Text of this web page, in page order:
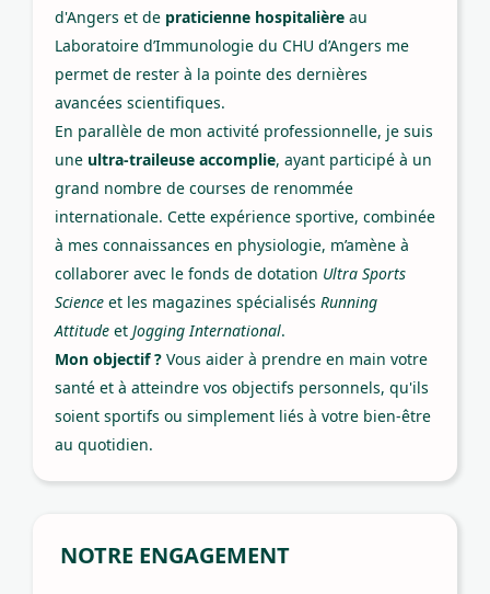
d'Angers et de praticienne hospitalière au
Laboratoire d’Immunologie du CHU d’Angers me
permet de rester à la pointe des dernières
avancées scientifiques.
En parallèle de mon activité professionnelle, je suis
une ultra-traileuse accomplie, ayant participé à un
grand nombre de courses de renommée
internationale. Cette expérience sportive, combinée
à mes connaissances en physiologie, m’amène à
collaborer avec le fonds de dotation Ultra Sports
Science et les magazines spécialisés Running
Attitude et Jogging International.
Mon objectif ? Vous aider à prendre en main votre
santé et à atteindre vos objectifs personnels, qu'ils
soient sportifs ou simplement liés à votre bien-être
au quotidien.
NOTRE ENGAGEMENT